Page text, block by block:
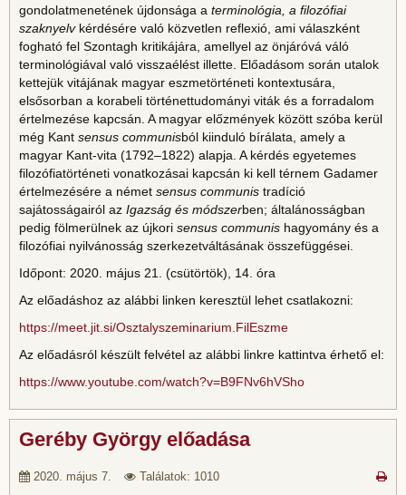
gondolatmenetének újdonsága a terminológia, a filozófiai
szaknyelvkérdésére való közvetlen reflexió, ami válaszként
fogható fel Szontagh kritikájára, amellyel az önjáróvá váló
terminológiával való visszaélést illette. Előadásom során utalok
kettejük vitájának magyar eszmetörténeti kontextusára,
elsősorban a korabeli történettudományi viták és a forradalom
értelmezése kapcsán. A magyar előzmények között szóba kerül
még Kant sensus communisból kiinduló bírálata, amely a
magyar Kant-vita (1792–1822) alapja. A kérdés egyetemes
filozófiatörténeti vonatkozásai kapcsán ki kell térnem Gadamer
értelmezésére a német sensus communis tradíció
sajátosságairól az Igazság és módszerben; általánosságban
pedig fölmerülnek az újkori sensus communis hagyomány és a
filozófiai nyilvánosság szerkezetváltásának összefüggései.
Időpont: 2020. május 21. (csütörtök), 14. óra
Az előadáshoz az alábbi linken keresztül lehet csatlakozni:
https://meet.jit.si/Osztalyszeminarium.FilEszme
Az előadásról készült felvétel az alábbi linkre kattintva érhető el:
https://www.youtube.com/watch?v=B9FNv6hVSho
Geréby György előadása
2020. május 7. Találatok: 1010